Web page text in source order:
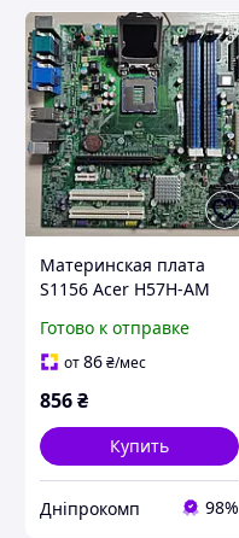
Материнская плата
S1156 Acer H57H-AM
Готово к отправке
от86₴/мес
856₴
Купить
Дніпрокомп 98%